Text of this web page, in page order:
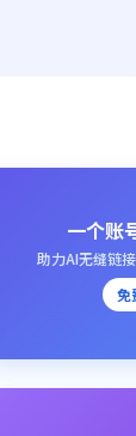
一个账
助力AI无缝链
免